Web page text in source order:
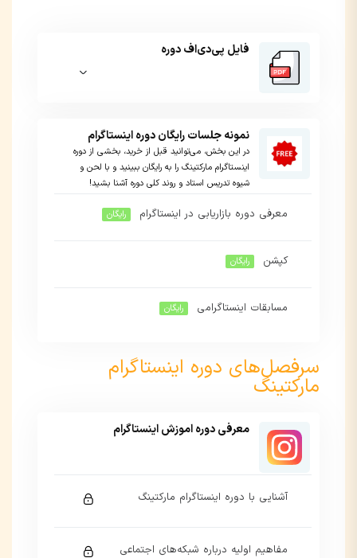
فایل پی‌دی‌اف دوره
نمونه جلسات رایگان دوره اینستاگرام
در این بخش، می‌توانید قبل از خرید، بخشی از دوره
اینستاگرام مارکتینگ را به رایگان ببینید و با لحن و
شیوه تدریس استاد و روند کلی دوره آشنا بشید!
معرفی دوره بازاریابی در اینستاگرام رایگان
کپشن رایگان
مسابقات اینستاگرامی رایگان
سرفصل‌های دوره اینستاگرام
مارکتینگ
معرفی دوره اموزش اینستاگرام
آشنایی با دوره اینستاگرام مارکتینگ
این بخش خصوصی می باشد. برای دسترسی کامل
مفاهیم اولیه درباره شبکه‌های اجتماعی